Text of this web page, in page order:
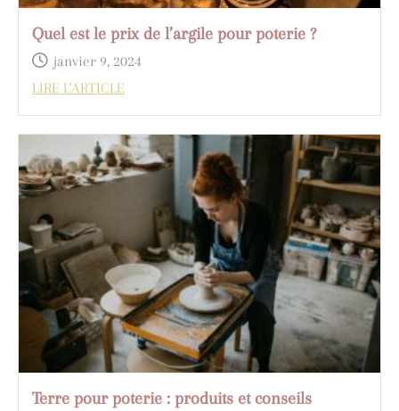
Quel est le prix de l’argile pour poterie ?
janvier 9, 2024
LIRE L'ARTICLE
Terre pour poterie : produits et conseils